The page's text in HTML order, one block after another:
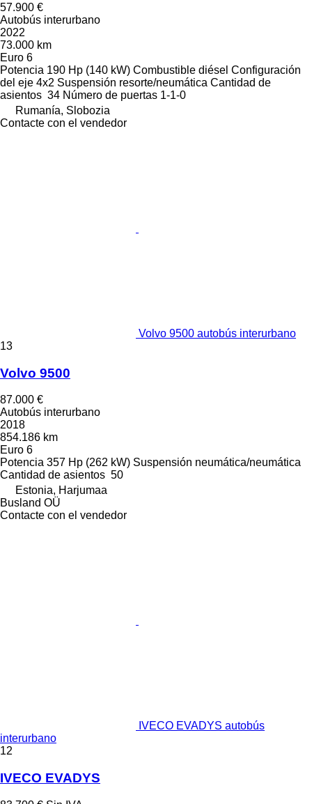
57.900 €
Autobús interurbano
2022
73.000 km
Euro 6
Potencia 190 Hp (140 kW) Combustible diésel Configuración
del eje 4x2 Suspensión resorte/neumática Cantidad de
asientos 34 Número de puertas 1-1-0
Rumanía, Slobozia
Contacte con el vendedor
Volvo 9500 autobús interurbano
13
Volvo 9500
87.000 €
Autobús interurbano
2018
854.186 km
Euro 6
Potencia 357 Hp (262 kW) Suspensión neumática/neumática
Cantidad de asientos 50
Estonia, Harjumaa
Busland OÜ
Contacte con el vendedor
IVECO EVADYS autobús
interurbano
12
IVECO EVADYS